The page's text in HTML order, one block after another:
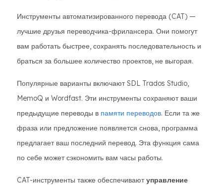
Инструменты автоматизированного перевода (CAT) —
лучшие друзья переводчика-фрилансера. Они помогут
вам работать быстрее, сохранять последовательность и
браться за большее количество проектов, не выгорая.
Популярные варианты включают SDL Trados Studio,
MemoQ и Wordfast. Эти инструменты сохраняют ваши
предыдущие переводы в памяти переводов. Если та же
фраза или предложение появляется снова, программа
предлагает ваш последний перевод. Эта функция сама
по себе может сэкономить вам часы работы.
CAT-инструменты также обеспечиваютуправление